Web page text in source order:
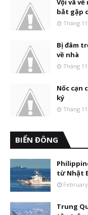
Vội vã
bắt gặp
Tháng
Bị đâm
về nhà
Tháng
Nốc cạn
ký
Tháng
BIỂN ĐÔNG
từ Nhật
Trung